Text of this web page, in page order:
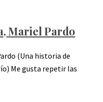
Mariel Pardo
(Una historia de
Me gusta repetir las